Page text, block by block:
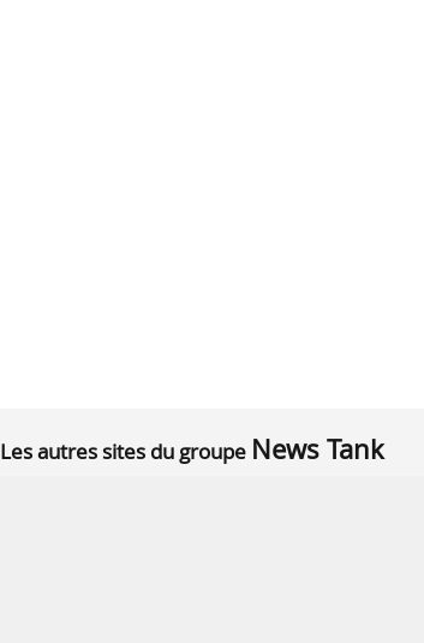
Les autres sites du groupe News Tank